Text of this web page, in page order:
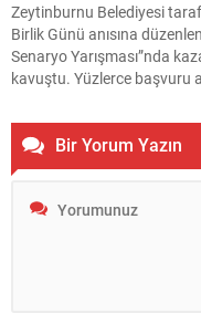
Zeytinburnu Belediyesi
Birlik Günü anısına
Senaryo Yarışması”nda
kavuştu. Yüzlerce başvuru
sahnede buluşturdu.
Temmuz Meydanı’nda
Bir Yorum Yazın